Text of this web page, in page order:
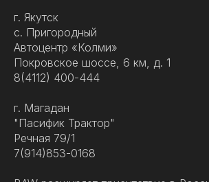
г. Якутск
с. Пригородный
Автоцентр «Колми»
Покровское шоссе, 6 км, д. 1
8(4112) 400-444
г. Магадан
"Пасифик Трактор"
Речная 79/1
7(914)853-0168